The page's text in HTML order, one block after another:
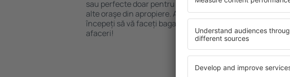
sau perfecte doar pentru o noapte atunci când doriţi să
alte oraşe din apropiere. Alegeți hotelul care vi se
începeți să vă faceți bagajele pentru o vacanţă sau
afaceri!